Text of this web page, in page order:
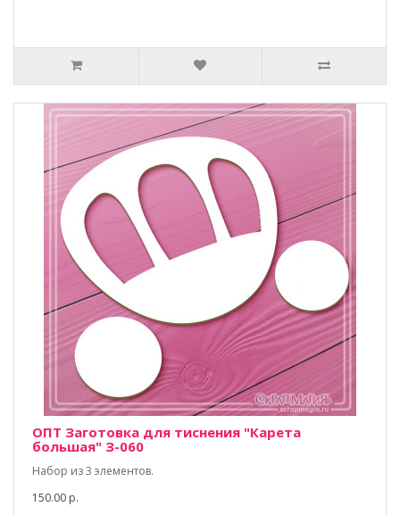
ОПТ Заготовка для тиснения "Карета
большая" З-060
Набор из 3 элементов.
150.00 р.